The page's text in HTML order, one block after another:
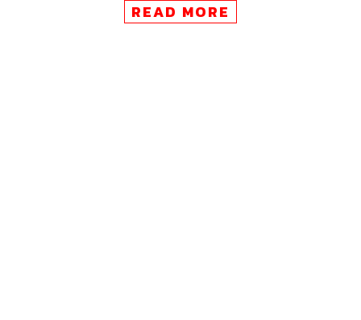
หนึ่ง ข้าพระพทุธเจ้าจะเป็นข้าแผ่นดินที่จงรักภักดีและเดิน
READ MORE